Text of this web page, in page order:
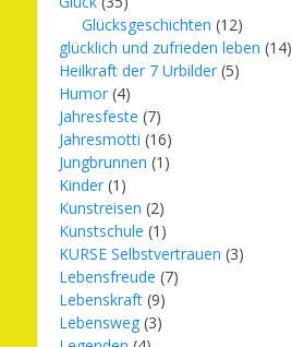
Glücksgeschichten (12)
glücklich und zufrieden leben (14)
Heilkraft der 7 Urbilder (5)
Humor (4)
Jahresfeste (7)
Jahresmotti (16)
Jungbrunnen (1)
Kinder (1)
Kunstreisen (2)
Kunstschule (1)
KURSE Selbstvertrauen (3)
Lebensfreude (7)
Lebenskraft (9)
Lebensweg (3)